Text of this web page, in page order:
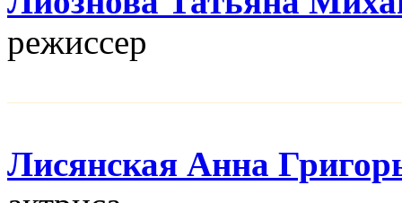
режисcер
Лисянская Анна